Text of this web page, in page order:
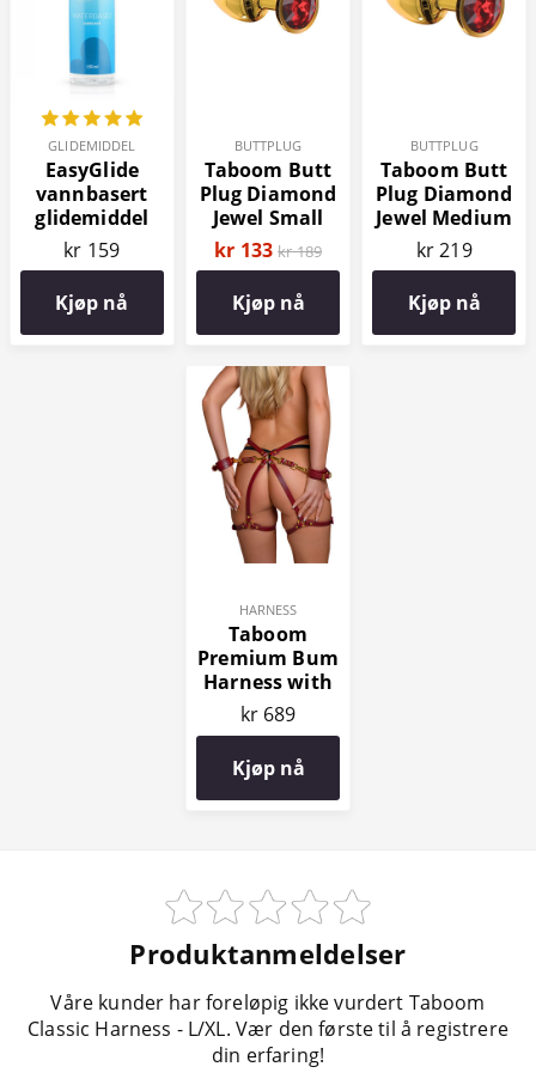
GLIDEMIDDEL
EasyGlide
vannbasert
glidemiddel
150 ml
kr 159
Kjøp nå
BUTTPLUG
Taboom Butt
Plug Diamond
Jewel Small
kr 133 kr 189
Kjøp nå
BUTTPLUG
Taboom Butt
Plug Diamond
Jewel Medium
kr 219
Kjøp nå
HARNESS
Taboom
Premium Bum
Harness with
Cuffs
kr 689
Kjøp nå
Produktanmeldelser
Våre kunder har foreløpig ikke vurdert Taboom
Classic Harness - L/XL. Vær den første til å registrere
din erfaring!